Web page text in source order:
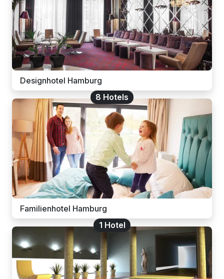
Designhotel Hamburg
8 Hotels
Familienhotel Hamburg
1 Hotel